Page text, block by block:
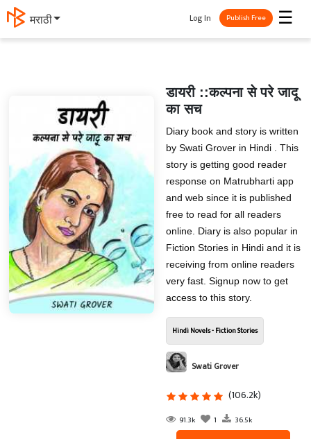
मराठी ☰
Log In Publish Free
डायरी ::कल्पना से परे जादू
का सच
Diary book and story is written
by Swati Grover in Hindi . This
story is getting good reader
response on Matrubharti app
and web since it is published
free to read for all readers
online. Diary is also popular in
Fiction Stories in Hindi and it is
receiving from online readers
very fast. Signup now to get
access to this story.
Hindi Novels - Fiction Stories
Swati Grover
(106.2k)
91.3k 1 36.5k